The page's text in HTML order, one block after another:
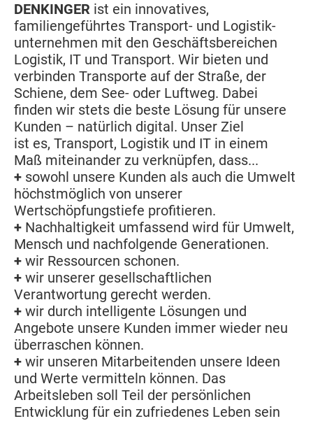
DENKINGER ist ein innovatives,
familiengeführtes Transport- und Logistik-
unternehmen mit den Geschäftsbereichen
Logistik, IT und Transport. Wir bieten und
verbinden Transporte auf der Straße, der
Schiene, dem See- oder Luftweg. Dabei
finden wir stets die beste Lösung für unsere
Kunden – natürlich digital. Unser Ziel
ist es, Transport, Logistik und IT in einem
Maß miteinander zu verknüpfen, dass...
+ sowohl unsere Kunden als auch die Umwelt
höchstmöglich von unserer
Wertschöpfungstiefe profitieren.
+ Nachhaltigkeit umfassend wird für Umwelt,
Mensch und nachfolgende Generationen.
+ wir Ressourcen schonen.
+ wir unserer gesellschaftlichen
Verantwortung gerecht werden.
+ wir durch intelligente Lösungen und
Angebote unsere Kunden immer wieder neu
überraschen können.
+ wir unseren Mitarbeitenden unsere Ideen
und Werte vermitteln können. Das
Arbeitsleben soll Teil der persönlichen
Entwicklung für ein zufriedenes Leben sein